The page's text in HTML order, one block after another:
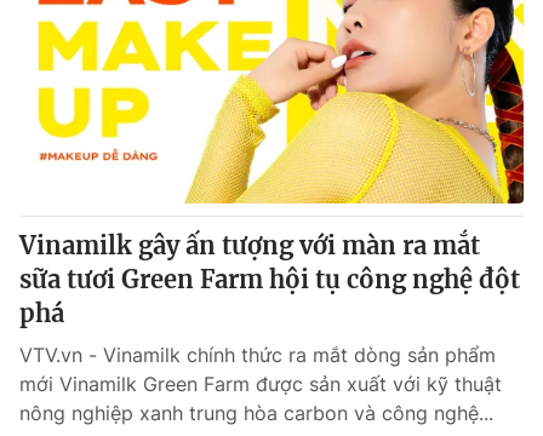
Vinamilk gây ấn tượng với màn ra mắt
sữa tươi Green Farm hội tụ công nghệ đột
phá
VTV.vn - Vinamilk chính thức ra mắt dòng sản phẩm
mới Vinamilk Green Farm được sản xuất với kỹ thuật
nông nghiệp xanh trung hòa carbon và công nghệ...